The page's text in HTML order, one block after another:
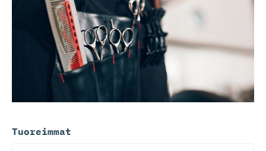
Tuoreimmat